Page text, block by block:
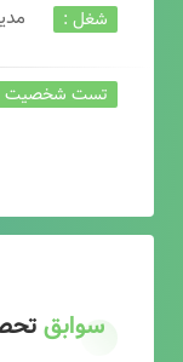
شغل :
تست شخصیت
سوابق